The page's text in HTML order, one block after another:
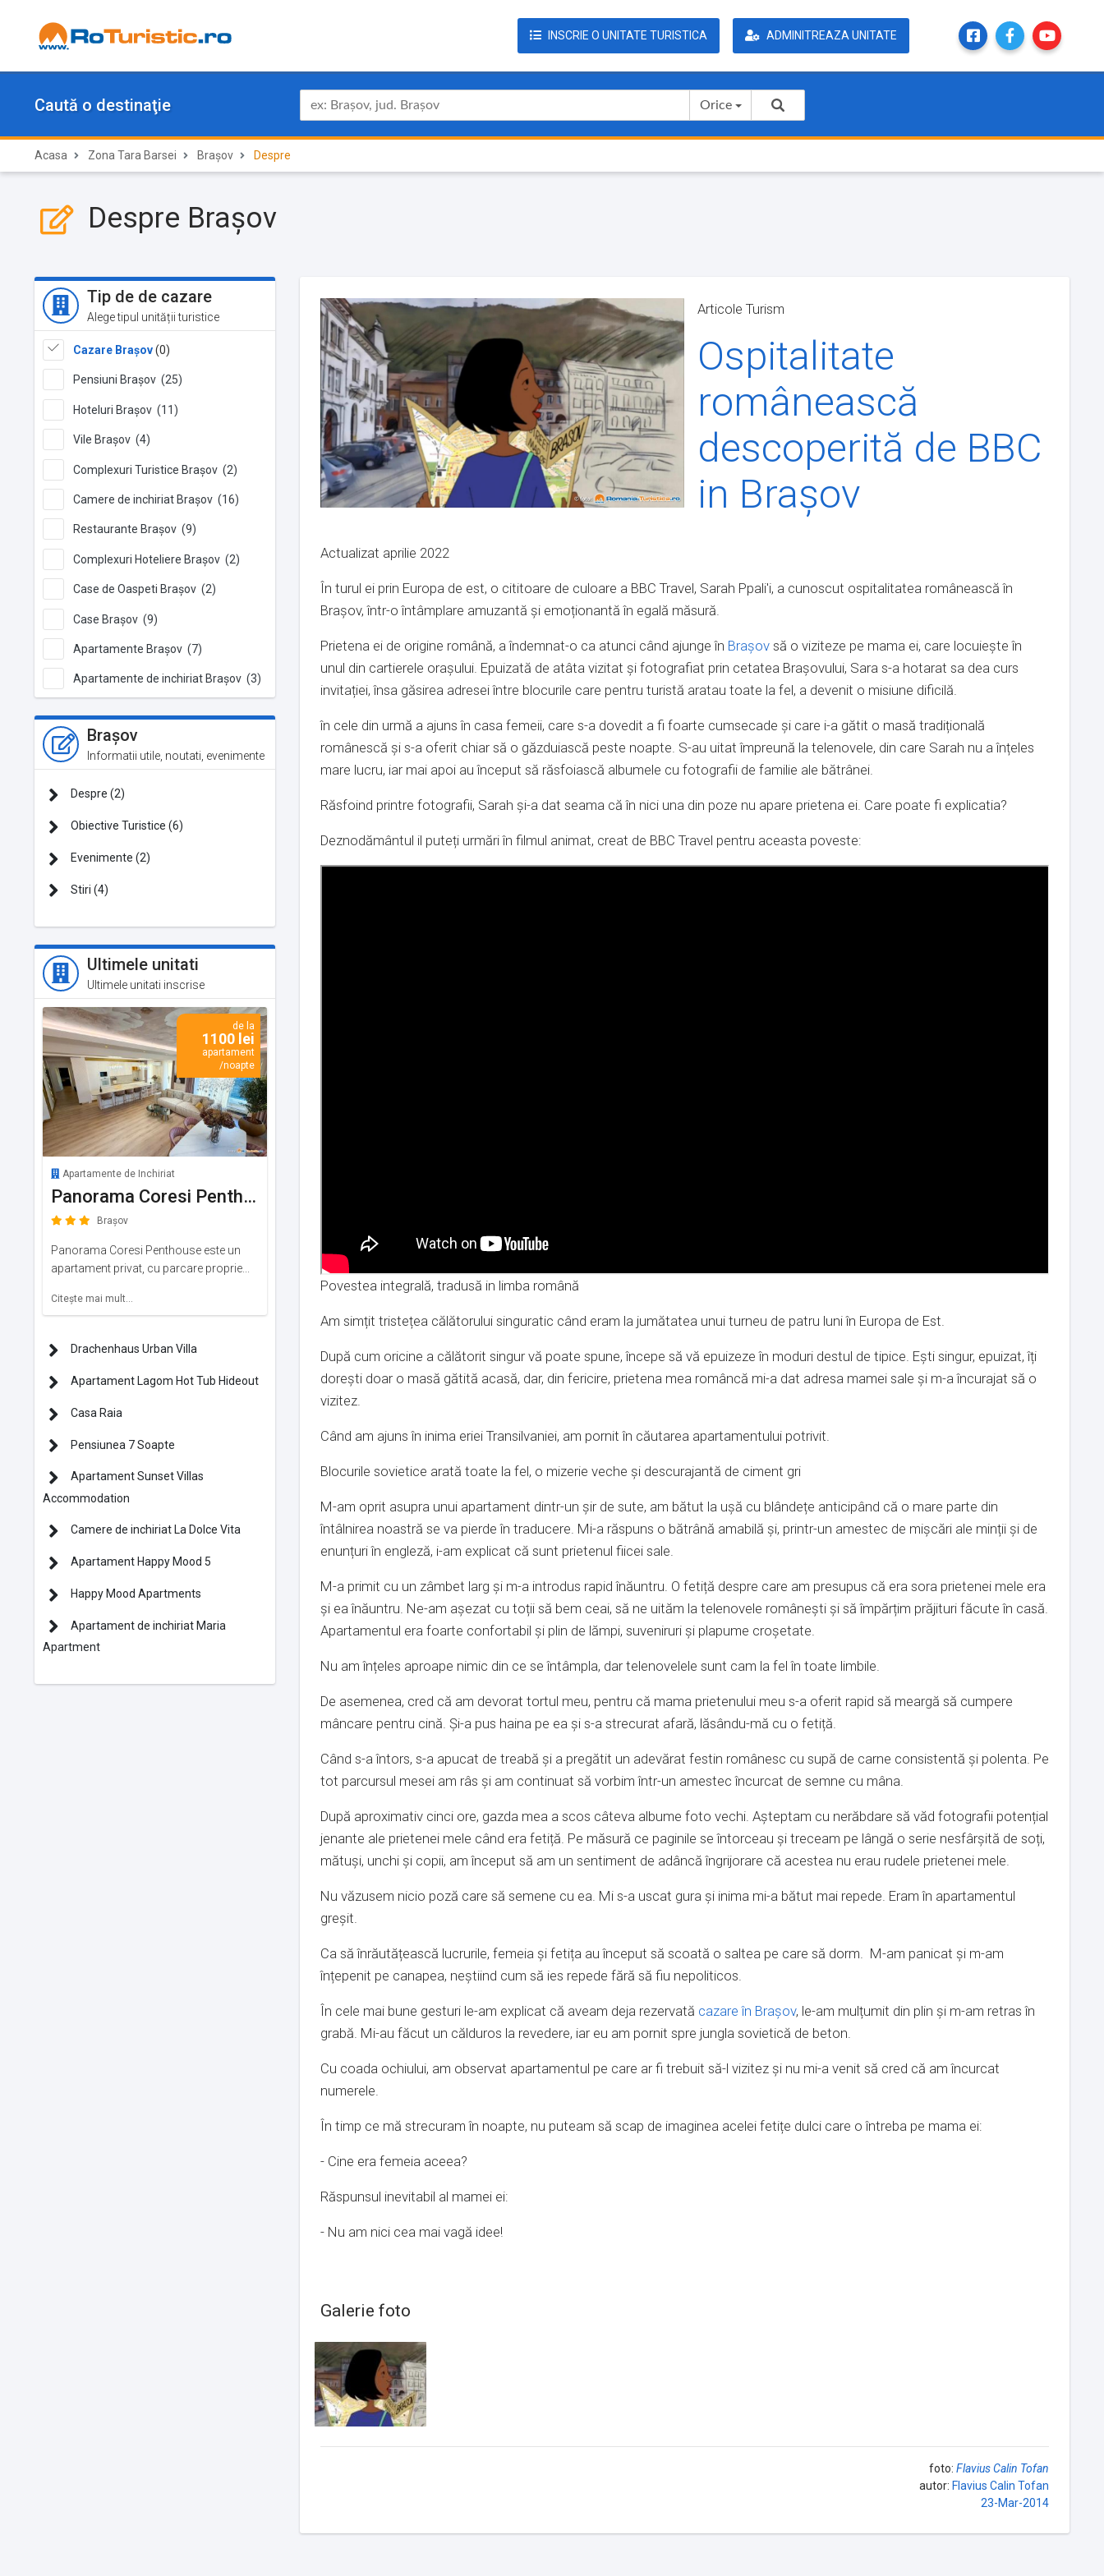
INSCRIE O UNITATE TURISTICA ADMINITREAZA UNITATE
Caută o destinaţie Orice
Acasa Zona Tara Barsei Brașov Despre
Despre Brașov
Tip de de cazare
Alege tipul unității turistice
Cazare Brașov(0)
Pensiuni Brașov (25)
Hoteluri Brașov (11)
Vile Brașov (4)
Complexuri Turistice Brașov (2)
Camere de inchiriat Brașov (16)
Restaurante Brașov (9)
Complexuri Hoteliere Brașov (2)
Case de Oaspeti Brașov (2)
Case Brașov (9)
Apartamente Brașov (7)
Apartamente de inchiriat Brașov (3)
Brașov
Informatii utile, noutati, evenimente
Despre (2)
Obiective Turistice (6)
Evenimente (2)
Stiri (4)
Ultimele unitati
Ultimele unitati inscrise
de la
1100 lei
apartament
/noapte
Apartamente de Inchiriat
Panorama Coresi Penthouse
Brașov
Panorama Coresi Penthouse este un
apartament privat, cu parcare proprie...
Citeşte mai mult...
Drachenhaus Urban Villa
Apartament Lagom Hot Tub Hideout
Casa Raia
Pensiunea 7 Soapte
Apartament Sunset Villas
Accommodation
Camere de inchiriat La Dolce Vita
Apartament Happy Mood 5
Happy Mood Apartments
Apartament de inchiriat Maria
Apartment
Articole Turism
Ospitalitate
românească
descoperită de BBC
in Brașov
Actualizat aprilie 2022
În turul ei prin Europa de est, o cititoare de culoare a BBC Travel, Sarah Ppali'i, a cunoscut ospitalitatea românească în
Brașov, într-o întâmplare amuzantă și emoționantă în egală măsură.
Prietena ei de origine română, a îndemnat-o ca atunci când ajunge în Brașovsă o viziteze pe mama ei, care locuiește în
unul din cartierele orașului. Epuizată de atâta vizitat și fotografiat prin cetatea Brașovului, Sara s-a hotarat sa dea curs
invitației, însa găsirea adresei între blocurile care pentru turistă aratau toate la fel, a devenit o misiune dificilă.
în cele din urmă a ajuns în casa femeii, care s-a dovedit a fi foarte cumsecade și care i-a gătit o masă tradițională
românescă și s-a oferit chiar să o găzduiască peste noapte. S-au uitat împreună la telenovele, din care Sarah nu a înțeles
mare lucru, iar mai apoi au început să răsfoiască albumele cu fotografii de familie ale bătrânei.
Răsfoind printre fotografii, Sarah și-a dat seama că în nici una din poze nu apare prietena ei. Care poate fi explicatia?
Deznodământul il puteți urmări în filmul animat, creat de BBC Travel pentru aceasta poveste:
Povestea integrală, tradusă in limba română
Am simțit tristețea călătorului singuratic când eram la jumătatea unui turneu de patru luni în Europa de Est.
După cum oricine a călătorit singur vă poate spune, începe să vă epuizeze în moduri destul de tipice. Ești singur, epuizat, îți
dorești doar o masă gătită acasă, dar, din fericire, prietena mea româncă mi-a dat adresa mamei sale și m-a încurajat să o
vizitez.
Când am ajuns în inima eriei Transilvaniei, am pornit în căutarea apartamentului potrivit.
Blocurile sovietice arată toate la fel, o mizerie veche și descurajantă de ciment gri
M-am oprit asupra unui apartament dintr-un șir de sute, am bătut la ușă cu blândețe anticipând că o mare parte din
întâlnirea noastră se va pierde în traducere. Mi-a răspuns o bătrână amabilă și, printr-un amestec de mișcări ale minții și de
enunțuri în engleză, i-am explicat că sunt prietenul fiicei sale.
M-a primit cu un zâmbet larg și m-a introdus rapid înăuntru. O fetiță despre care am presupus că era sora prietenei mele era
și ea înăuntru. Ne-am așezat cu toții să bem ceai, să ne uităm la telenovele românești și să împărțim prăjituri făcute în casă.
Apartamentul era foarte confortabil și plin de lămpi, suveniruri și plapume croșetate.
Nu am înțeles aproape nimic din ce se întâmpla, dar telenovelele sunt cam la fel în toate limbile.
De asemenea, cred că am devorat tortul meu, pentru că mama prietenului meu s-a oferit rapid să meargă să cumpere
mâncare pentru cină. Și-a pus haina pe ea și s-a strecurat afară, lăsându-mă cu o fetiță.
Când s-a întors, s-a apucat de treabă și a pregătit un adevărat festin românesc cu supă de carne consistentă și polenta. Pe
tot parcursul mesei am râs și am continuat să vorbim într-un amestec încurcat de semne cu mâna.
După aproximativ cinci ore, gazda mea a scos câteva albume foto vechi. Așteptam cu nerăbdare să văd fotografii potențial
jenante ale prietenei mele când era fetiță. Pe măsură ce paginile se întorceau și treceam pe lângă o serie nesfârșită de soți,
mătuși, unchi și copii, am început să am un sentiment de adâncă îngrijorare că acestea nu erau rudele prietenei mele.
Nu văzusem nicio poză care să semene cu ea. Mi s-a uscat gura și inima mi-a bătut mai repede. Eram în apartamentul
greșit.
Ca să înrăutățească lucrurile, femeia și fetița au început să scoată o saltea pe care să dorm. M-am panicat și m-am
înțepenit pe canapea, neștiind cum să ies repede fără să fiu nepoliticos.
În cele mai bune gesturi le-am explicat că aveam deja rezervată cazare în Braşov, le-am mulțumit din plin și m-am retras în
grabă. Mi-au făcut un călduros la revedere, iar eu am pornit spre jungla sovietică de beton.
Cu coada ochiului, am observat apartamentul pe care ar fi trebuit să-l vizitez și nu mi-a venit să cred că am încurcat
numerele.
În timp ce mă strecuram în noapte, nu puteam să scap de imaginea acelei fetițe dulci care o întreba pe mama ei:
- Cine era femeia aceea?
Răspunsul inevitabil al mamei ei:
- Nu am nici cea mai vagă idee!
Galerie foto
foto: Flavius Calin Tofan
autor: Flavius Calin Tofan
23-Mar-2014